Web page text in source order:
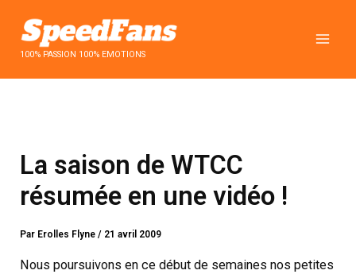
contenu100% PASSION 100% EMOTIONS
La saison de WTCC
résumée en une vidéo !
Par Erolles Flyne/ 21 avril 2009
Nous poursuivons en ce début de semaines nos petites